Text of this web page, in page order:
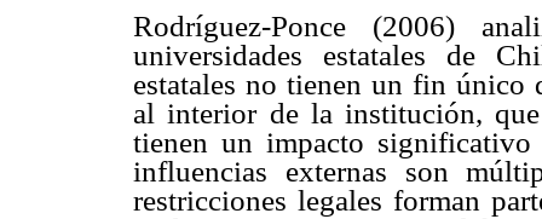
Rodríguez-Ponce (2006)
universidades estatales de
estatales no tienen un fin único
al interior de la institución,
tienen un impacto
influencias externas son
restricciones legales forman